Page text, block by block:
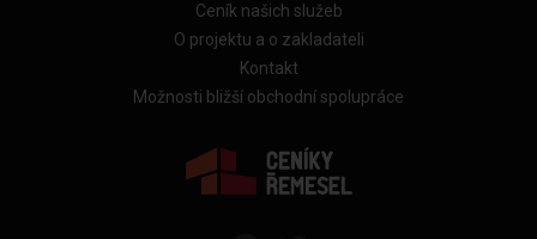
Ceník našich služeb
O projektu a o zakladateli
Kontakt
Možnosti bližší obchodní spolupráce